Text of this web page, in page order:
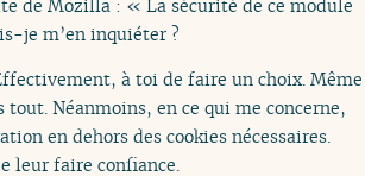
de Mozilla : « La sécurité de ce module
je m’en inquiéter ?
à toi de faire un choix. Même
Néanmoins, en ce qui me concerne,
en dehors des cookies nécessaires.
leur faire confiance.